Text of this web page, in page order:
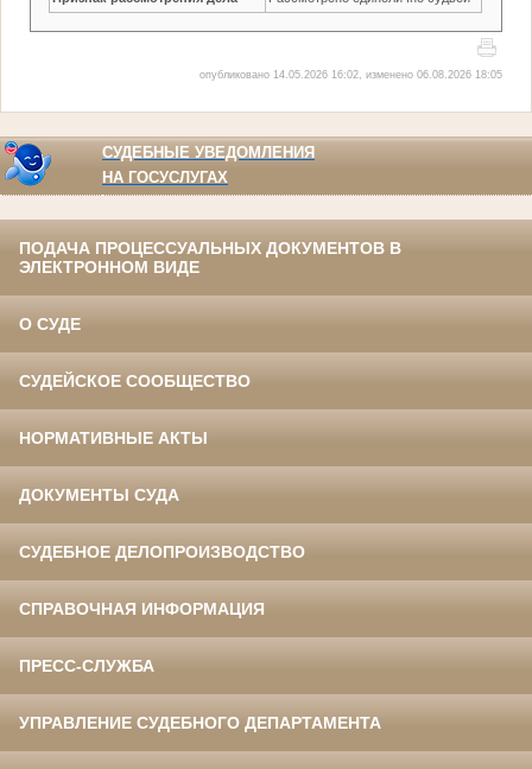
опубликовано 14.05.2026 16:02, изменено 06.08.2026 18:05
СУДЕБНЫЕ УВЕДОМЛЕНИЯ
НА ГОСУСЛУГАХ
ПОДАЧА ПРОЦЕССУАЛЬНЫХ ДОКУМЕНТОВ В
ЭЛЕКТРОННОМ ВИДЕ
О СУДЕ
СУДЕЙСКОЕ СООБЩЕСТВО
НОРМАТИВНЫЕ АКТЫ
ДОКУМЕНТЫ СУДА
СУДЕБНОЕ ДЕЛОПРОИЗВОДСТВО
СПРАВОЧНАЯ ИНФОРМАЦИЯ
ПРЕСС-СЛУЖБА
УПРАВЛЕНИЕ СУДЕБНОГО ДЕПАРТАМЕНТА